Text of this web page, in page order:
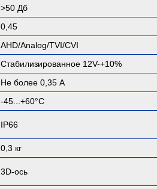
>50 Дб
0,45
AHD/Analog/TVI/CVI
Стабилизированное 12V-+10%
Не более 0,35 А
-45...+60°C
IP66
0,3 кг
3D-ось